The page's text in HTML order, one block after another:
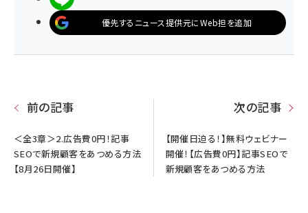
優先するニュース提供元にWeb担を追加
前の記事
＜全3章＞2.広告費0円！記事
SEOで新規顧客をあつめる方法
【8月26日開催】
次の記事
【開催日迫る！】無料ウェビナー
開催！【広告費0円】記事SEOで
新規顧客をあつめる方法